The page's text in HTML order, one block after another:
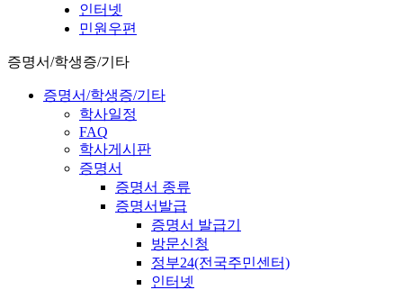
인터넷
민원우편
증명서/학생증/기타
증명서/학생증/기타
학사일정
FAQ
학사게시판
증명서
증명서 종류
증명서발급
증명서 발급기
방문신청
정부24(전국주민센터)
인터넷